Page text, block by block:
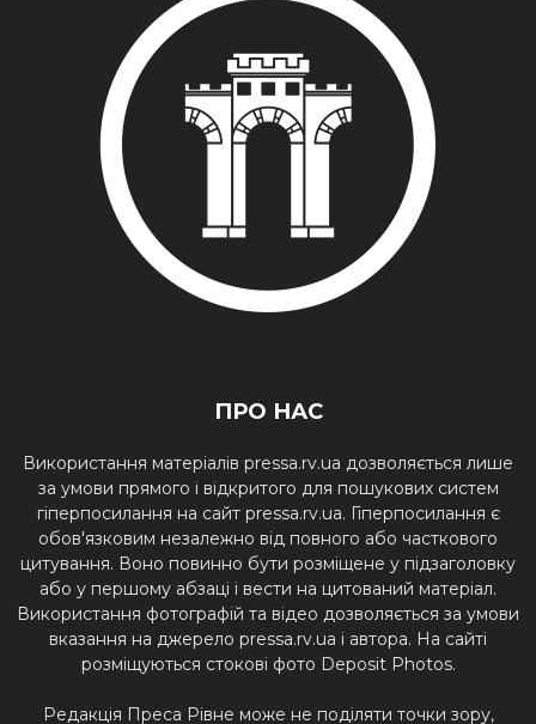
ПРО НАС
Використання матеріалів pressa.rv.ua дозволяється лише
за умови прямого і відкритого для пошукових систем
гіперпосилання на сайт pressa.rv.ua. Гіперпосилання є
обов'язковим незалежно від повного або часткового
цитування. Воно повинно бути розміщене у підзаголовку
або у першому абзаці і вести на цитований матеріал.
Використання фотографій та відео дозволяється за умови
вказання на джерело pressa.rv.ua і автора. На сайті
розміщуються стокові фото Deposit Photos.
Редакція Преса Рівне може не поділяти точки зору,